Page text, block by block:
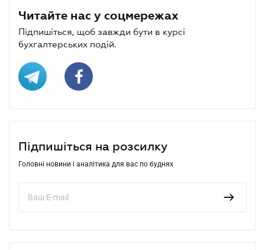
Читайте нас у соцмережах
Підпишіться, щоб завжди бути в курсі
бухгалтерських подій.
Підпишіться на розсилку
Головні новини і аналітика для вас по буднях